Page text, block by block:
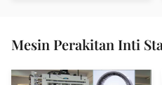
Mesin Perakitan Inti